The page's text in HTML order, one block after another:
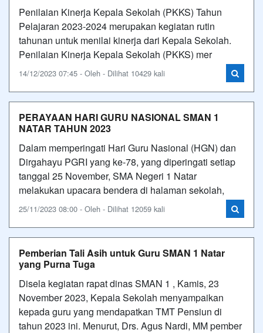
Penilaian Kinerja Kepala Sekolah (PKKS) Tahun
Pelajaran 2023-2024 merupakan kegiatan rutin
tahunan untuk menilai kinerja dari Kepala Sekolah.
Penilaian Kinerja Kepala Sekolah (PKKS) mer
14/12/2023 07:45 - Oleh - Dilihat 10429 kali
PERAYAAN HARI GURU NASIONAL SMAN 1
NATAR TAHUN 2023
Dalam memperingati Hari Guru Nasional (HGN) dan
Dirgahayu PGRI yang ke-78, yang diperingati setiap
tanggal 25 November, SMA Negeri 1 Natar
melakukan upacara bendera di halaman sekolah,
25/11/2023 08:00 - Oleh - Dilihat 12059 kali
Pemberian Tali Asih untuk Guru SMAN 1 Natar
yang Purna Tuga
Disela kegiatan rapat dinas SMAN 1 , Kamis, 23
November 2023, Kepala Sekolah menyampaikan
kepada guru yang mendapatkan TMT Pensiun di
tahun 2023 ini. Menurut, Drs. Agus Nardi, MM pember